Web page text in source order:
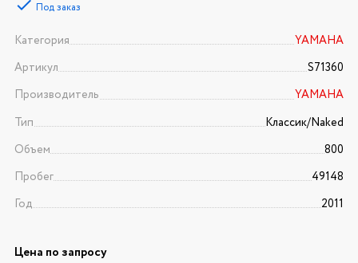
Под заказ
Категория
YAMAHA
Артикул
S71360
Производитель
YAMAHA
Тип
Классик/Naked
Объем
800
Пробег
49148
Год
2011
Цена по запросу